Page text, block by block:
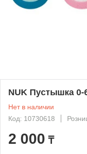
NUK Пустышка
Нет в наличии
Код: 10730618
2 000 ₸